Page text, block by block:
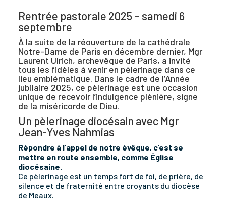
Rentrée pastorale 2025 – samedi 6
septembre
À la suite de la réouverture de la cathédrale
Notre-Dame de Paris en décembre dernier, Mgr
Laurent Ulrich, archevêque de Paris, a invité
tous les fidèles à venir en pèlerinage dans ce
lieu emblématique. Dans le cadre de l’Année
jubilaire 2025, ce pèlerinage est une occasion
unique de recevoir l’indulgence plénière, signe
de la miséricorde de Dieu.
Un pèlerinage diocésain avec Mgr
Jean-Yves Nahmias
Répondre à l’appel de notre évêque, c’est se
mettre en route ensemble, comme Église
diocésaine.
Ce pèlerinage est un temps fort de foi, de prière, de
silence et de fraternité entre croyants du diocèse
de Meaux.